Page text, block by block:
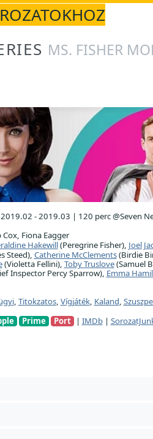
MS. FISHER
2019.02 - 2019.03 | 120 perc @Seven
Fiona Eagger
Hakewill(Peregrine Fisher), Joel
Steed), Catherine McClements(Birdie
(Violetta Fellini), Toby Truslove(Samuel
Inspector Percy Sparrow), Emma
, Titokzatos, Vígjáték, Kaland,
Prime Port | IMDb|